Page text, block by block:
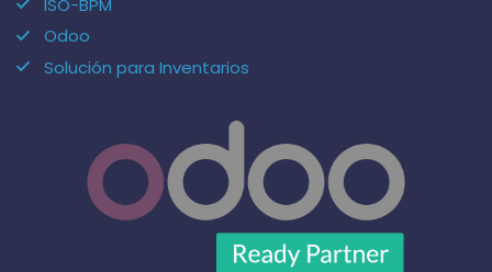
ISO-BPM
Odoo
Solución para Inventarios